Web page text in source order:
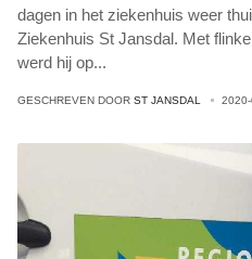
dagen in het ziekenhuis weer
Ziekenhuis St Jansdal. Met
werd hij op...
GESCHREVEN DOOR ST JANSDAL